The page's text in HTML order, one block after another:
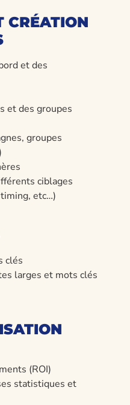
CRÉATION
et des
et des groupes
groupes
ciblages
etc…)
clés
larges et mots clés
(ROI)
statistiques et